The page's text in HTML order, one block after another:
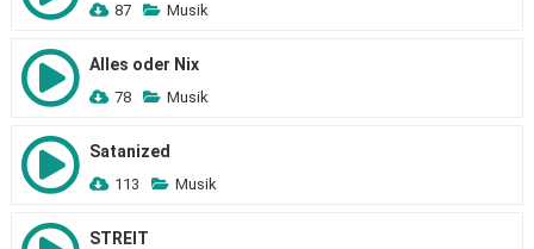
87 Musik
Alles oder Nix
78 Musik
Satanized
113 Musik
STREIT